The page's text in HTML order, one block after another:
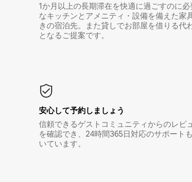
1か月以上の長期滞在を快適に過ごすのに必
なキッチンとアメニティ・設備を備えた家
きの宿泊先。また貸しでお部屋を借りる代
となるご提案です。
安心して予約しましょう
信頼できるゲストコミュニティからのレビ
を確認でき、24時間365日対応のサポート
いています。